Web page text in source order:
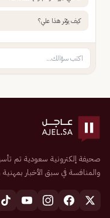
كيف يؤثر هذا علي؟
والمنافسة في سبق الأخبار